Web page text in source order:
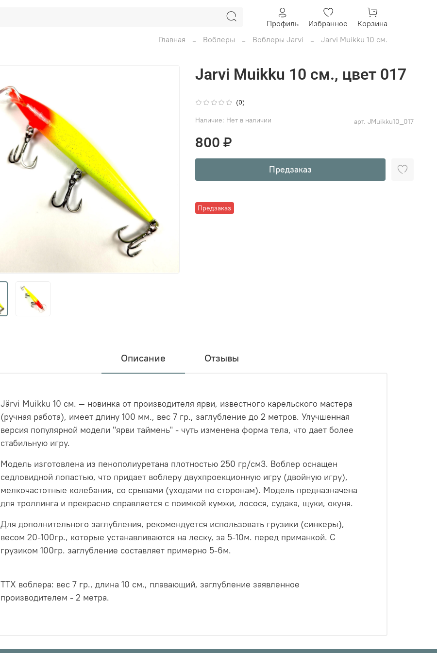
Профиль Избранное
Корзина
Главная
Воблеры Воблеры Jarvi Jarvi Muikku 10 см.
(0)
арт.JMuikku10_017
Наличие: Нет в наличии
Предзаказ
Jarvi Muikku 10 см., цвет 017
800 ₽
Предзаказ
Описание Отзывы
Järvi Muikku 10 см. — новинка от производителя ярви, известного карельского мастера
(ручная работа), имеет длину 100 мм., вес 7 гр., заглубление до 2 метров. Улучшенная
версия популярной модели "ярви таймень" - чуть изменена форма тела, что дает более
стабильную игру.
Модель изготовлена из пенополиуретана плотностью 250 гр/см3. Воблер оснащен
седловидной лопастью, что придает воблеру двухпроекционную игру (двойную игру),
мелкочастотные колебания, со срывами (уходами по сторонам). Модель предназначена
для троллинга и прекрасно справляется с поимкой кумжи, лосося, судака, щуки, окуня.
Для дополнительного заглубления, рекомендуется использовать грузики (синкеры),
весом 20-100гр., которые устанавливаются на леску, за 5-10м. перед приманкой. С
грузиком 100гр. заглубление составляет примерно 5-6м.
ТТХ воблера: вес 7 гр., длина 10 см., плавающий, заглубление заявленное
производителем - 2 метра.